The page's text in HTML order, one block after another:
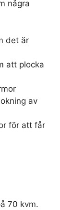
några
det är
att plocka
av
för att får
70 kvm.